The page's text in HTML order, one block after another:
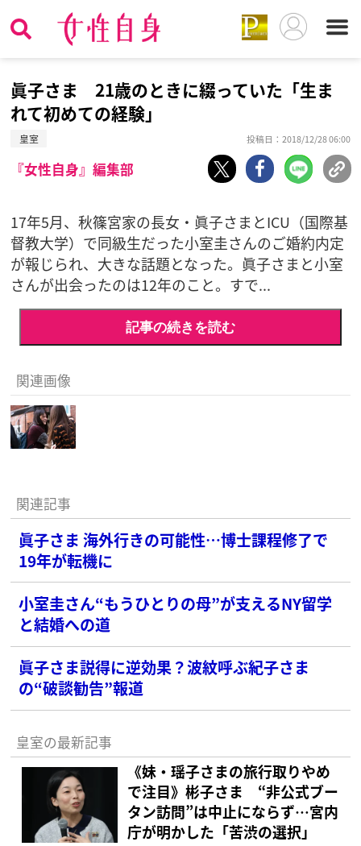
眞子さま 21歳のときに綴っていた「生ま
れて初めての経験」
皇室 投稿日：2018/12/28 06:00
『女性自身』編集部
17年5月、秋篠宮家の長女・眞子さまとICU（国際基
督教大学）で同級生だった小室圭さんのご婚約内定
が報じられ、大きな話題となった。眞子さまと小室
さんが出会ったのは12年のこと。すで...
記事の続きを読む
関連画像
関連記事
眞子さま 海外行きの可能性…博士課程修了で
19年が転機に
小室圭さん“もうひとりの母”が支えるNY留学
と結婚への道
眞子さま説得に逆効果？波紋呼ぶ紀子さま
の“破談勧告”報道
皇室の最新記事
《妹・瑶子さまの旅行取りやめ
で注目》彬子さま “非公式ブー
タン訪問”は中止にならず…宮内
庁が明かした「苦渋の選択」